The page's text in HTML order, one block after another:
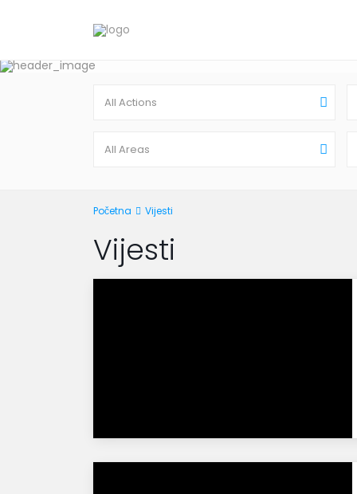
All Actions
All Areas
Početna Vijesti
Vijesti